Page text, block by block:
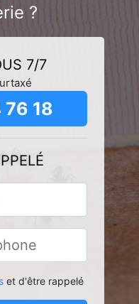
?
7/7
76 18
et d'être rappelé